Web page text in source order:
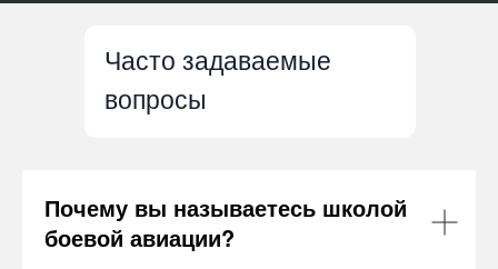
Часто задаваемые
вопросы
Почему вы называетесь школой
боевой авиации?